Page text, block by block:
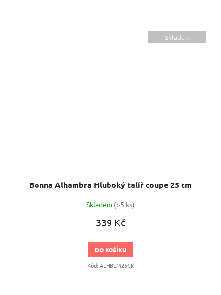
Skladem
Bonna Alhambra Hluboký talíř coupe 25 cm
Skladem (>5 ks)
339 Kč
DO KOŠÍKU
Kód: ALHBLM25CK